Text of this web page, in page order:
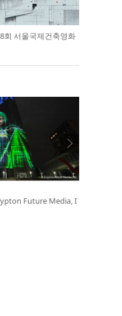
회 서울국제건축영화
Future Media, I